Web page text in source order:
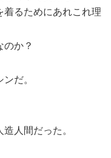
着るためにあれこれ理
のか？
だ。
人間だった。